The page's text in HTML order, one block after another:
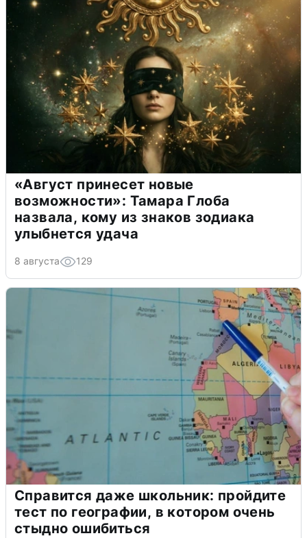
«Август принесет новые
возможности»: Тамара Глоба
назвала, кому из знаков зодиака
улыбнется удача
8 августа 129
Справится даже школьник: пройдите
тест по географии, в котором очень
стыдно ошибиться